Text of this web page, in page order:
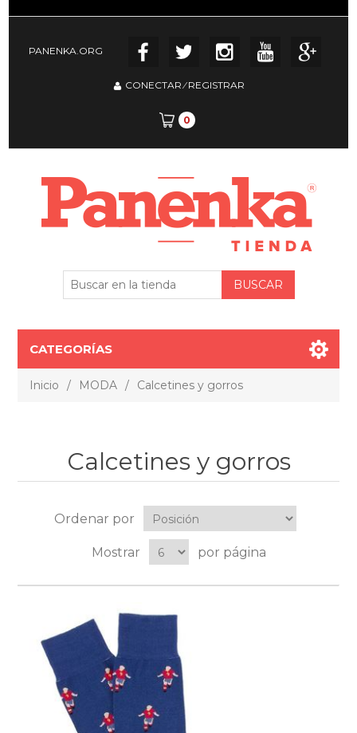
PANENKA.ORG
CONECTAR⁄REGISTRAR
0
CATEGORÍAS
Inicio / MODA / Calcetines y gorros
Calcetines y gorros
Ordenar por
Mostrar por página